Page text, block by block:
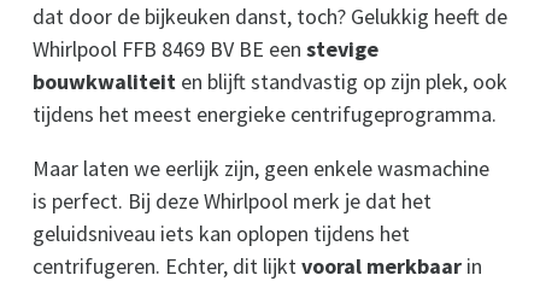
dat door de bijkeuken danst, toch? Gelukkig heeft de
Whirlpool FFB 8469 BV BE een stevige
bouwkwaliteit en blijft standvastig op zijn plek, ook
tijdens het meest energieke centrifugeprogramma.
Maar laten we eerlijk zijn, geen enkele wasmachine
is perfect. Bij deze Whirlpool merk je dat het
geluidsniveau iets kan oplopen tijdens het
centrifugeren. Echter, dit lijktvooral merkbaar in